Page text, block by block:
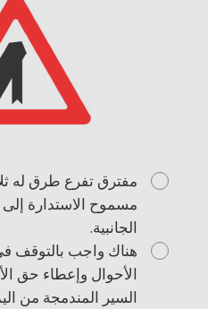
مفترق تفرع طرق له
مسموح الاستدارة
الجانبية.
هناك واجب بالتوقف
الأحوال وإعطاء حق
السير المندمجة من